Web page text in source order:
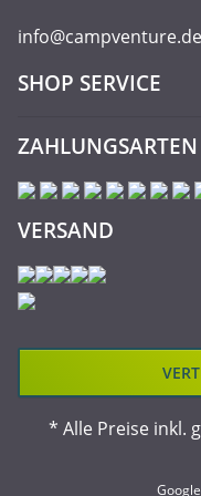
info@campventure.de
SHOP SERVICE
ZAHLUNGSARTEN
VERSAND
* Alle Preise inkl.